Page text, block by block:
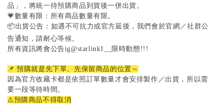
品」，將統一待預購商品到貨後一併出貨。
💗數量有限：所有商品數量有限。
📦出貨公告：如遇不可抗力或官方延後，我們會於官網／社群公
告通知，請耐心等候。
所有資訊將會公告ig@starlink1__限時動態!!!
📌 預購就是先下單、先保留商品的位置～
因為官方收藏卡都是依照訂單數量才會安排製作／出貨，所以需
要一段等待時間。
⚠️預購商品不得取消